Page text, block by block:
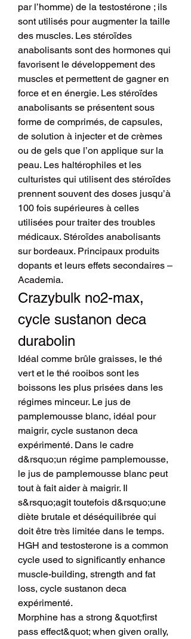
par l’homme) de la testostérone ; ils
sont utilisés pour augmenter la taille
des muscles. Les stéroïdes
anabolisants sont des hormones qui
favorisent le développement des
muscles et permettent de gagner en
force et en énergie. Les stéroïdes
anabolisants se présentent sous
forme de comprimés, de capsules,
de solution à injecter et de crèmes
ou de gels que l’on applique sur la
peau. Les haltérophiles et les
culturistes qui utilisent des stéroïdes
prennent souvent des doses jusqu’à
100 fois supérieures à celles
utilisées pour traiter des troubles
médicaux. Stéroïdes anabolisants
sur bordeaux. Principaux produits
dopants et leurs effets secondaires –
Academia.
Crazybulk no2-max,
cycle sustanon deca
durabolin
Idéal comme brûle graisses, le thé
vert et le thé rooibos sont les
boissons les plus prisées dans les
régimes minceur. Le jus de
pamplemousse blanc, idéal pour
maigrir, cycle sustanon deca
expérimenté. Dans le cadre
d&rsquo;un régime pamplemousse,
le jus de pamplemousse blanc peut
tout à fait aider à maigrir. Il
s&rsquo;agit toutefois d&rsquo;une
diète brutale et déséquilibrée qui
doit être très limitée dans le temps.
HGH and testosterone is a common
cycle used to significantly enhance
muscle-building, strength and fat
loss, cycle sustanon deca
expérimenté.
Morphine has a strong &quot;first
pass effect&quot; when given orally,